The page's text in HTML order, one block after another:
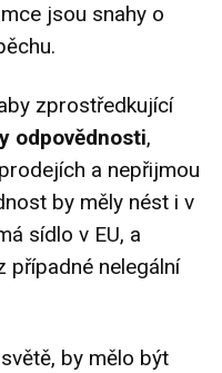
jsou snahy o
zprostředkující
odpovědnosti,
a nepřijmou
by měly nést i v
sídlo v EU, a
případné nelegální
by mělo být